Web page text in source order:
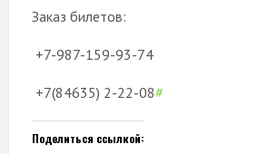
Заказ билетов:
+7-987-159-93-74
+7(84635) 2-22-08#
Поделиться ссылкой: